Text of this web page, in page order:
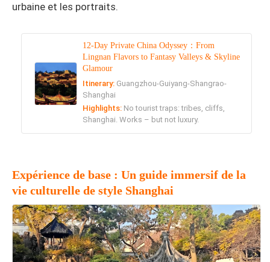
urbaine et les portraits.
12-Day Private China Odyssey：From
Lingnan Flavors to Fantasy Valleys & Skyline
Glamour
Itinerary: Guangzhou-Guiyang-Shangrao-
Shanghai
Highlights: No tourist traps: tribes, cliffs,
Shanghai. Works – but not luxury.
Expérience de base : Un guide immersif de la
vie culturelle de style Shanghai